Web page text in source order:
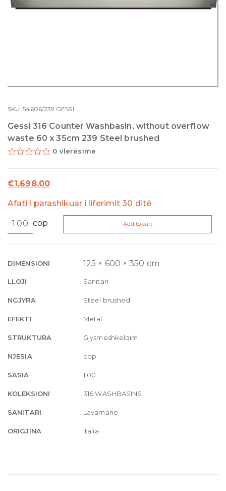
SKU:54606/239 GESSI
Gessi 316 Counter Washbasin, without overflow
waste 60 x 35cm 239 Steel brushed
0 vlerësime
€1,698.00
Afati i parashikuar i liferimit 30 ditë
316
without
waste
60
35cm
239
brushed
quantity
cop Add to cart
DIMENSIONI 125 × 600 × 350 cm
LLOJI Sanitari
NGJYRA Steel brushed
EFEKTI Metal
STRUKTURA Gjysmeshkelqim
NJESIA cop
SASIA 1,00
KOLEKSIONI 316 WASHBASINS
SANITARI Lavamane
ORIGJINA Italia